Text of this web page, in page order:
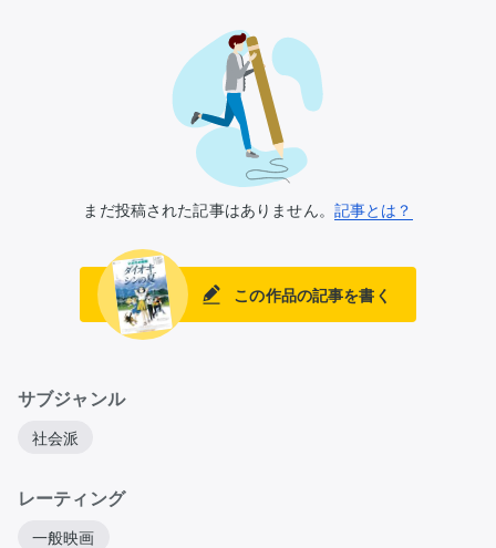
まだ投稿された記事はありません。 記事とは？
この作品の記事を書く
サブジャンル
社会派
レーティング
一般映画